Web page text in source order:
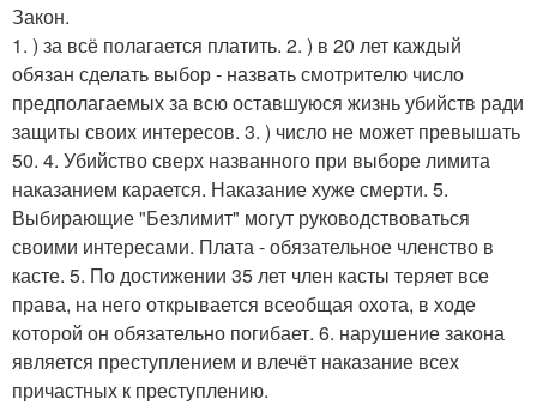
Закон.
1. ) за всё полагается платить. 2. ) в 20 лет каждый
обязан сделать выбор - назвать смотрителю число
предполагаемых за всю оставшуюся жизнь убийств ради
защиты своих интересов. 3. ) число не может превышать
50. 4. Убийство сверх названного при выборе лимита
наказанием карается. Наказание хуже смерти. 5.
Выбирающие "Безлимит" могут руководствоваться
своими интересами. Плата - обязательное членство в
касте. 5. По достижении 35 лет член касты теряет все
права, на него открывается всеобщая охота, в ходе
которой он обязательно погибает. 6. нарушение закона
является преступлением и влечёт наказание всех
причастных к преступлению.